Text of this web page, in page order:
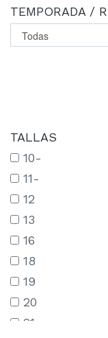
TEMPORADA /
TALLAS
10-
11-
12
13
16
18
19
20
21